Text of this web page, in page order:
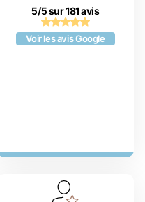
5/5 sur 181 avis
Voir les avis Google